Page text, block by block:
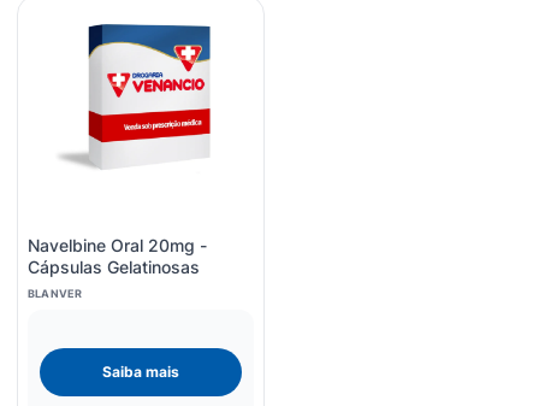
Navelbine Oral 20mg -
Cápsulas Gelatinosas
BLANVER
Saiba mais